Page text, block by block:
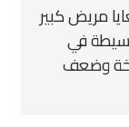
مريض كبير
في
وضعف